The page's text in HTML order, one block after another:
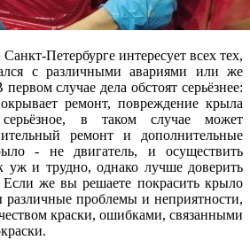
Петербурге интересует всех тех,
с различными авариями или же
случае дела обстоят серьёзнее:
ремонт, повреждение крыла
в таком случае может
ремонт и дополнительные
- не двигатель, и осуществить
уж и трудно, однако лучше доверить
Если же вы решаете покрасить крыло
проблемы и неприятности,
краски, ошибками, связанными